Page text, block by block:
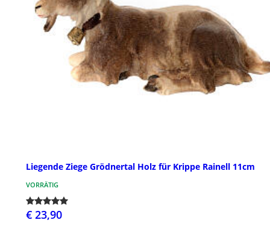
Liegende Ziege Grödnertal Holz für Krippe Rainell 11cm
VORRÄTIG
€ 23,90